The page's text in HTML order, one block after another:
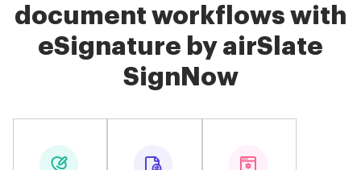
document workflows with
eSignature by airSlate
SignNow